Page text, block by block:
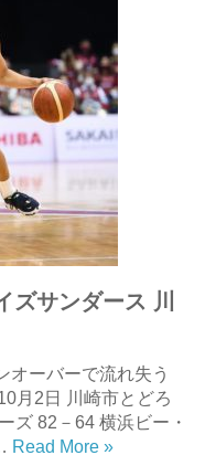
ズサンダース 川
オーバーで流れ失う
月2日 川崎市とどろ
ズ 82－64 横浜ビー・
Read More »